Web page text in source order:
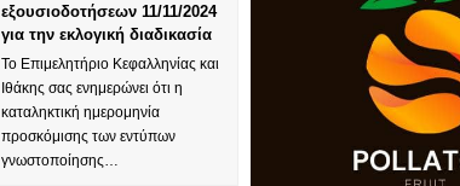
εξουσιοδοτήσεων 11/11/2024
για την εκλογική διαδικασία
Το Επιμελητήριο Κεφαλληνίας και
Ιθάκης σας ενημερώνει ότι η
καταληκτική ημερομηνία
προσκόμισης των εντύπων
γνωστοποίησης…